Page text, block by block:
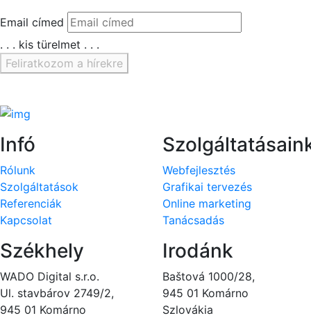
Email címed
. . . kis türelmet . . .
Feliratkozom a hírekre
Infó
Rólunk
Szolgáltatások
Referenciák
Kapcsolat
Webfejlesztés
Grafikai tervezés
Online marketing
Tanácsadás
Székhely
WADO Digital s.r.o.
Ul. stavbárov 2749/2,
945 01 Komárno
Irodánk
Baštová 1000/28,
945 01 Komárno
Szlovákia